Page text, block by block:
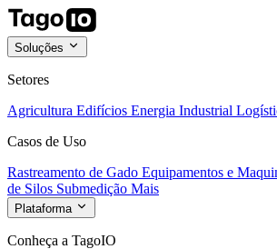
Soluções
Setores
Agricultura Edifícios Energia Industrial
Casos de Uso
Rastreamento de Gado Equipamentos e
de Silos Submedição Mais
Plataforma
Conheça a TagoIO